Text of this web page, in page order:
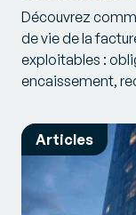
Découvrez
de vie de la
exploitables :
encaissement,
Articles